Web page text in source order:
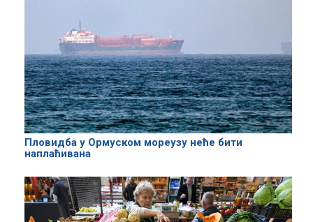
Пловидба у Ормуском мореузу неће бити
наплаћивана